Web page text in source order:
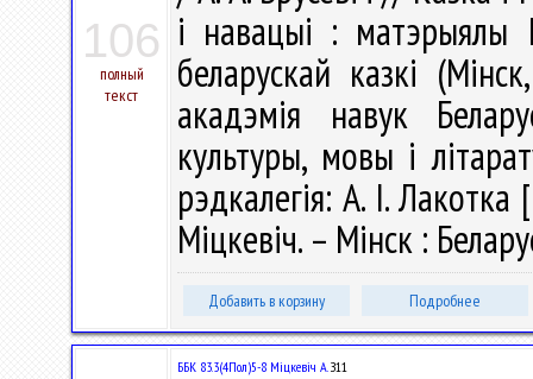
106
полный
текст
і навацыі : матэрыялы
беларускай казкі
акадэмія навук
культуры, мовы і
рэдкалегія: А. І.
Міцкевіч. – Мінск :
Добавить в корзину Подробнее
ББК 83.3(4Пол)5-8 Міцкевіч А.З11